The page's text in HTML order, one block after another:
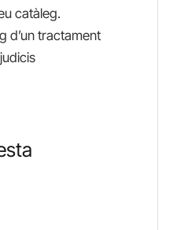
catàleg.
d’un tractament